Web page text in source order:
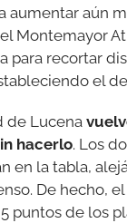
aumentar aún
Montemayor
para recortar
el
de Lucena
hacerlo. Los
en la tabla,
De hecho,
puntos de los